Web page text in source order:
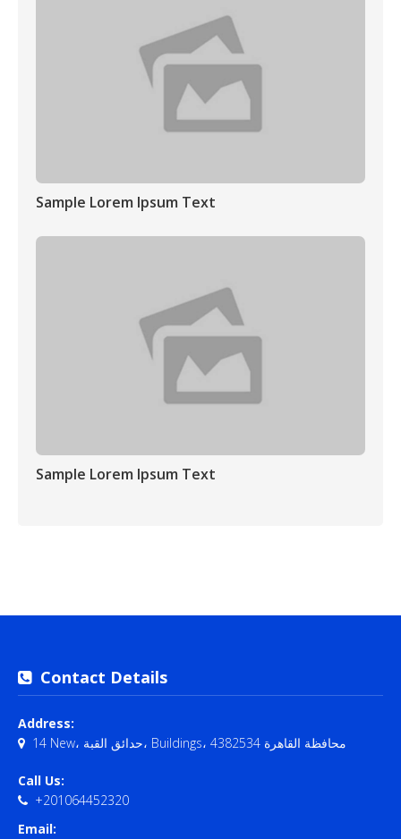
Sample Lorem Ipsum Text
Sample Lorem Ipsum Text
Contact Details
Address:
14 New، حدائق القبة، Buildings، محافظة القاهرة‬ 4382534
Call Us:
+201064452320
Email: